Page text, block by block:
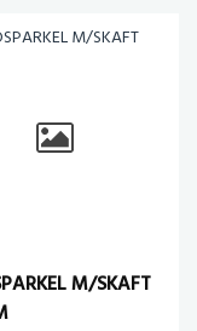
M/SKAFT